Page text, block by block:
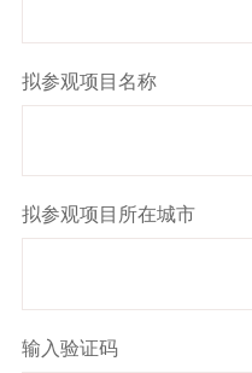
拟参观项目名称
拟参观项目所在城市
输入验证码